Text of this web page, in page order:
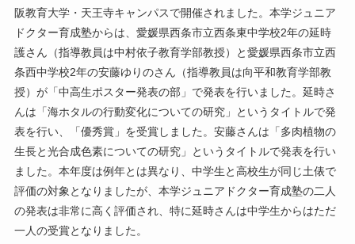
阪教育大学・天王寺キャンパスで開催されました。本学ジュニア
ドクター育成塾からは、愛媛県西条市立西条東中学校2年の延時
護さん（指導教員は中村依子教育学部教授）と愛媛県西条市立西
条西中学校2年の安藤ゆりのさん（指導教員は向平和教育学部教
授）が「中高生ポスター発表の部」で発表を行いました。延時さ
んは「海ホタルの行動変化についての研究」というタイトルで発
表を行い、「優秀賞」を受賞しました。安藤さんは「多肉植物の
生長と光合成色素についての研究」というタイトルで発表を行い
ました。本年度は例年とは異なり、中学生と高校生が同じ土俵で
評価の対象となりましたが、本学ジュニアドクター育成塾の二人
の発表は非常に高く評価され、特に延時さんは中学生からはただ
一人の受賞となりました。